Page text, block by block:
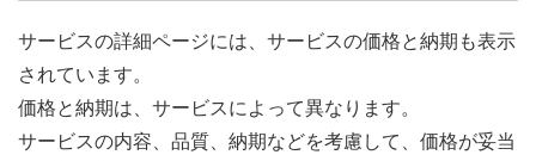
サービスの詳細ページには、サービスの価格と納期も表示
されています。
価格と納期は、サービスによって異なります。
サービスの内容、品質、納期などを考慮して、価格が妥当